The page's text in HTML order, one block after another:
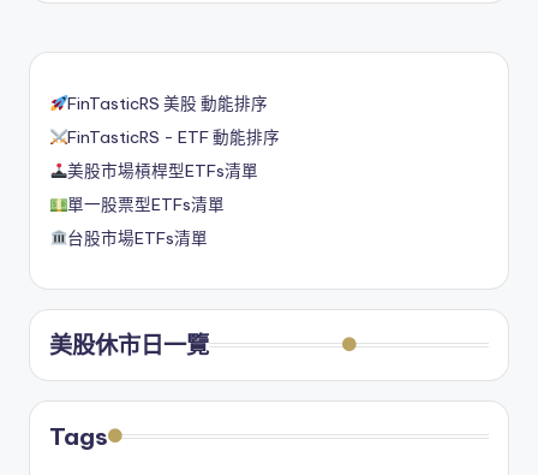
FinTasticRS 美股 動能排序
FinTasticRS - ETF 動能排序
美股市場槓桿型ETFs清單
單一股票型ETFs清單
台股市場ETFs清單
美股休市日一覽
Tags